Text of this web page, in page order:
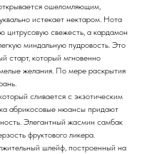
ошеломляющим,
истекает нектаром. Нота
цитрусовую свежесть, а кардамон
миндальную пудровость. Это
старт, который мгновенно
желания. По мере раскрытия
сливается с экзотическим
абрикосовые нюансы придают
Элегантный жасмин самбак
фруктового ликера.
шлейф, построенный на